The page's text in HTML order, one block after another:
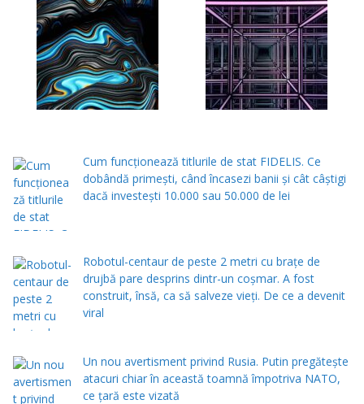
Cum funcționează titlurile de stat FIDELIS. Ce
dobândă primești, când încasezi banii şi cât câștigi
dacă investești 10.000 sau 50.000 de lei
Robotul-centaur de peste 2 metri cu brațe de
drujbă pare desprins dintr-un coșmar. A fost
construit, însă, ca să salveze vieți. De ce a devenit
viral
Un nou avertisment privind Rusia. Putin pregăteşte
atacuri chiar în această toamnă împotriva NATO,
ce țară este vizată